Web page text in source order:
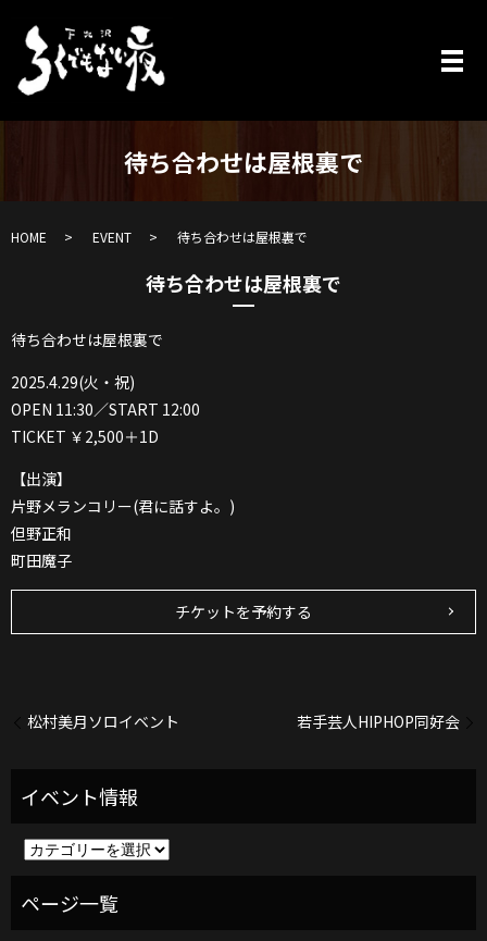
待ち合わせは屋根裏で
HOME EVENT 待ち合わせは屋根裏で
待ち合わせは屋根裏で
待ち合わせは屋根裏で
2025.4.29(火・祝)
OPEN 11:30／START 12:00
TICKET ￥2,500＋1D
【出演】
片野メランコリー(君に話すよ。)
但野正和
町田魔子
チケットを予約する
松村美月ソロイベント 若手芸人HIPHOP同好会
ト